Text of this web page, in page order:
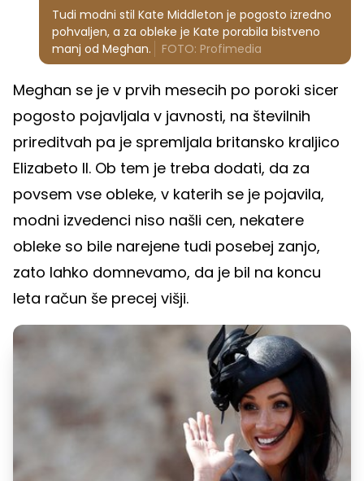
Tudi modni stil Kate Middleton je pogosto izredno
pohvaljen, a za obleke je Kate porabila bistveno
manj od Meghan.
FOTO: Profimedia
Meghan se je v prvih mesecih po poroki sicer
pogosto pojavljala v javnosti, na številnih
prireditvah pa je spremljala britansko kraljico
Elizabeto II. Ob tem je treba dodati, da za
povsem vse obleke, v katerih se je pojavila,
modni izvedenci niso našli cen, nekatere
obleke so bile narejene tudi posebej zanjo,
zato lahko domnevamo, da je bil na koncu
leta račun še precej višji.